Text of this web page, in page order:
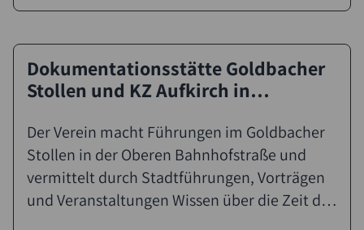
Dokumentationsstätte Goldbacher
Stollen und KZ Aufkirch in
Der Verein macht Führungen im Goldbacher
Stollen in der Oberen Bahnhofstraße und
vermittelt durch Stadtführungen, Vorträgen
und Veranstaltungen Wissen über die Zeit des